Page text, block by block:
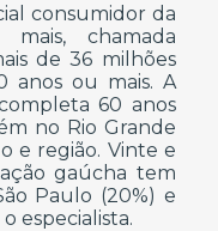
consumidor da
chamada
de 36 milhões
anos ou mais. A
60 anos
no Rio Grande
e região. Vinte e
gaúcha tem
Paulo (20%) e
especialista.